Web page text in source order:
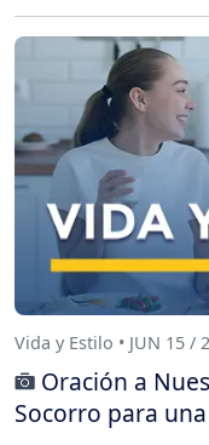
Vida y Estilo • JUN 15 /
Oración a
Socorro para